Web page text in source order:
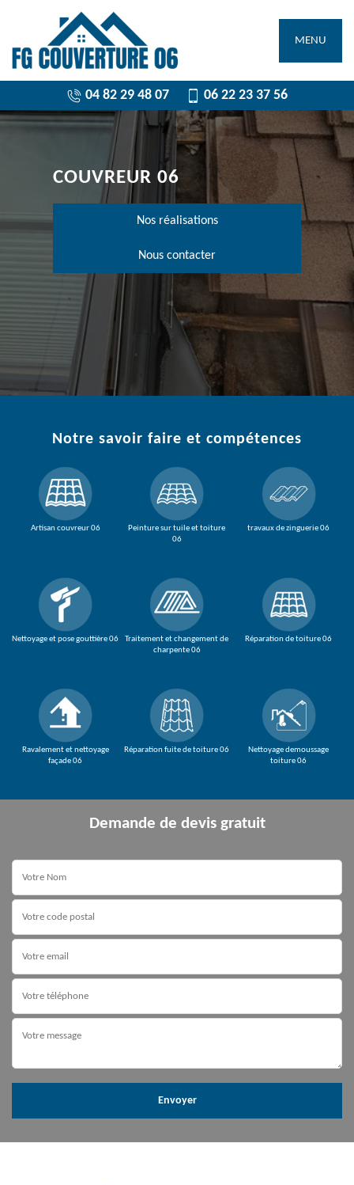
MENU
04 82 29 48 07 06 22 23 37 56
COUVREUR 06
Nos réalisations
Nous contacter
Notre savoir faire et compétences
Artisan couvreur 06
Nettoyage et pose gouttière 06
Ravalement et nettoyage
façade 06
Peinture sur tuile et toiture
06
Traitement et changement de
charpente 06
Réparation fuite de toiture 06
travaux de zinguerie 06
Réparation de toiture 06
Nettoyage demoussage
toiture 06
Demande de devis gratuit